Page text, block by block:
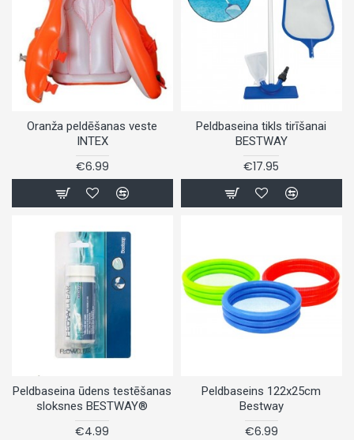
Oranža peldēšanas veste
INTEX
€6.99
Peldbaseina tikls tirīšanai
BESTWAY
€17.95
Peldbaseina ūdens testēšanas
sloksnes BESTWAY®
€4.99
Peldbaseins 122x25cm
Bestway
€6.99